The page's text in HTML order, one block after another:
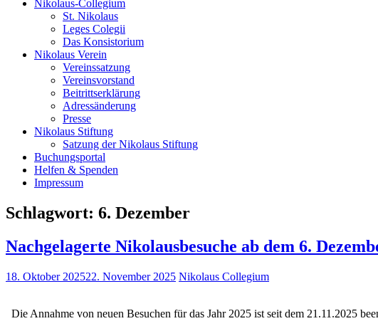
Nikolaus-Collegium
St. Nikolaus
Leges Colegii
Das Konsistorium
Nikolaus Verein
Vereinssatzung
Vereinsvorstand
Beitrittserklärung
Adressänderung
Presse
Nikolaus Stiftung
Satzung der Nikolaus Stiftung
Buchungsportal
Helfen & Spenden
Impressum
Schlagwort: 6. Dezember
Nachgelagerte Nikolausbesuche ab dem 6.
18. Oktober 202522. November 2025 Nikolaus Collegium
Die Annahme von neuen Besuchen für das Jahr 2025 ist seit dem 21.11.2025